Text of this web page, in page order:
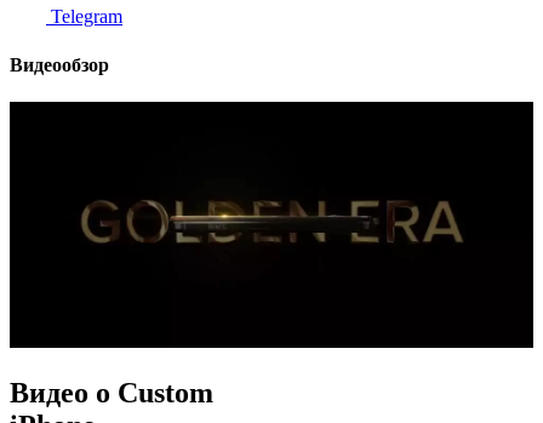
Telegram
Видеообзор
Видео о Custom